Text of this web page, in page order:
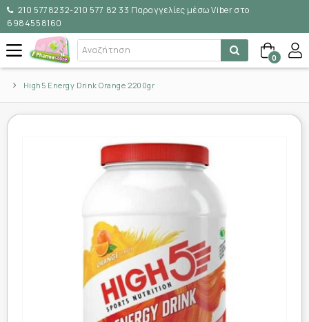
210 5778232-210 577 82 33 Παραγγελίες μέσω Viber στο
6984558160
0
High5 Energy Drink Orange 2200gr